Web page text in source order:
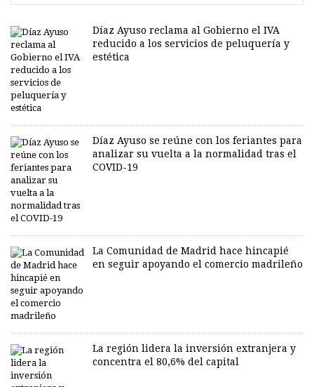
Díaz Ayuso reclama al Gobierno el IVA
reducido a los servicios de peluquería y
estética
Díaz Ayuso se reúne con los feriantes para
analizar su vuelta a la normalidad tras el
COVID-19
La Comunidad de Madrid hace hincapié
en seguir apoyando el comercio madrileño
La región lidera la inversión extranjera y
concentra el 80,6% del capital